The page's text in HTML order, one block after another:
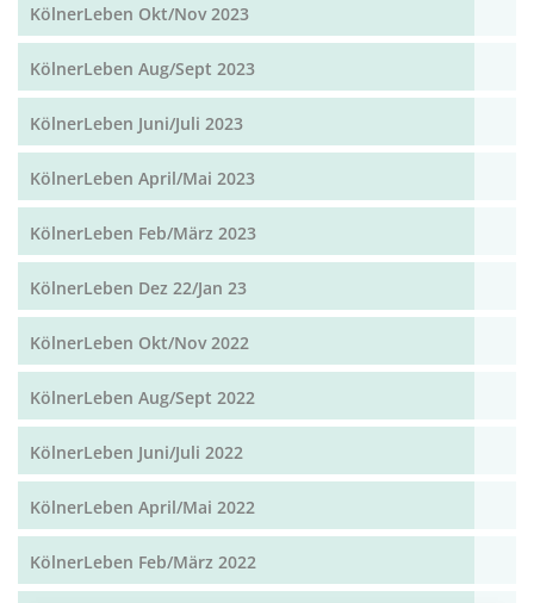
KölnerLeben Okt/Nov 2023
KölnerLeben Aug/Sept 2023
KölnerLeben Juni/Juli 2023
KölnerLeben April/Mai 2023
KölnerLeben Feb/März 2023
KölnerLeben Dez 22/Jan 23
KölnerLeben Okt/Nov 2022
KölnerLeben Aug/Sept 2022
KölnerLeben Juni/Juli 2022
KölnerLeben April/Mai 2022
KölnerLeben Feb/März 2022